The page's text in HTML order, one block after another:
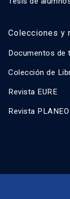
Colecciones y
Documentos de
Colección de
Revista EURE
Revista PLANEO